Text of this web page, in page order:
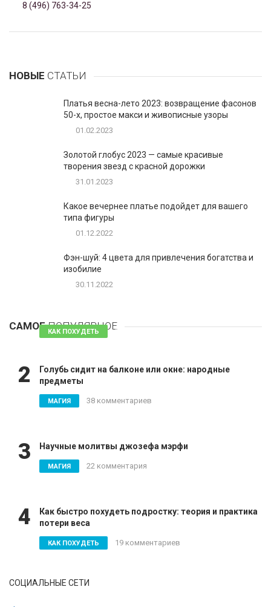
8 (496) 763-34-25
НОВЫЕ СТАТЬИ
Платья весна-лето 2023: возвращение фасонов
50-х, простое макси и живописные узоры
01.02.2023
Золотой глобус 2023 — самые красивые
творения звезд с красной дорожки
31.01.2023
Какое вечернее платье подойдет для вашего
типа фигуры
01.12.2022
Фэн-шуй: 4 цвета для привлечения богатства и
изобилие
30.11.2022
САМОЕПОПУЛЯРНОЕ
КАК ПОХУДЕТЬ 81 комментарий
2
Голубь сидит на балконе или окне: народные
предметы
МАГИЯ 38 комментариев
3 Научные молитвы джозефа мэрфи
МАГИЯ 22 комментария
4
Как быстро похудеть подростку: теория и практика
потери веса
КАК ПОХУДЕТЬ 19 комментариев
СОЦИАЛЬНЫЕ СЕТИ